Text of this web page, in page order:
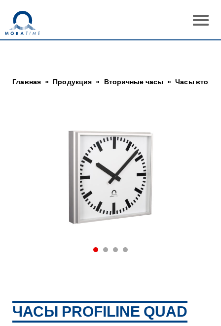
Главная » Продукция » Вторичные часы » Часы
ЧАСЫ PROFILINE QUAD